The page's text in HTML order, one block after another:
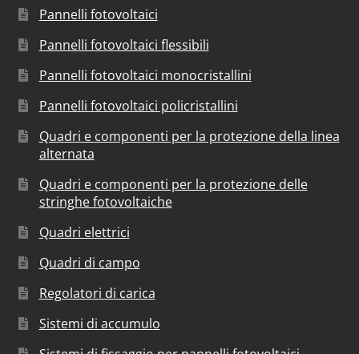
Pannelli fotovoltaici
Pannelli fotovoltaici flessibili
Pannelli fotovoltaici monocristallini
Pannelli fotovoltaici policristallini
Quadri e componenti per la protezione della linea
alternata
Quadri e componenti per la protezione delle
stringhe fotovoltaiche
Quadri elettrici
Quadri di campo
Regolatori di carica
Sistemi di accumulo